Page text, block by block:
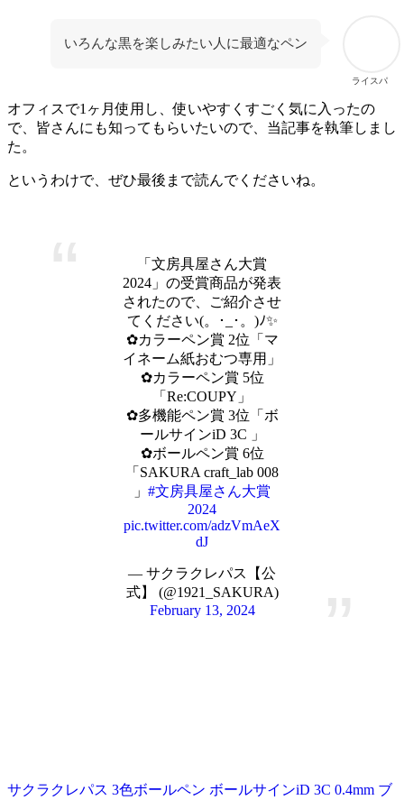
ライスパ
いろんな黒を楽しみたい人に最適なペン
オフィスで1ヶ月使用し、使いやすくすごく気に入ったの
で、皆さんにも知ってもらいたいので、当記事を執筆しまし
た。
というわけで、ぜひ最後まで読んでくださいね。
「文房具屋さん大賞
2024」の受賞商品が発表
されたので、ご紹介させ
てください(。･_･。)ﾉ✨
✿カラーペン賞 2位「マ
イネーム紙おむつ専用」
✿カラーペン賞 5位
「Re:COUPY」
✿多機能ペン賞 3位「ボ
ールサインiD 3C 」
✿ボールペン賞 6位
「SAKURA craft_lab 008
」 #文房具屋さん大賞
2024
pic.twitter.com/adzVmAeX
dJ
— サクラクレパス【公
式】 (@1921_SAKURA)
February 13, 2024
サクラクレパス 3色ボールペン ボールサインiD 3C 0.4mm ブ